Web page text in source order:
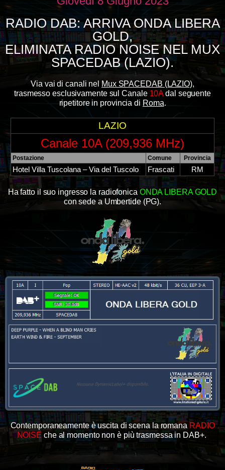
RADIO DAB: ARRIVA ONDA LIBERA
GOLD,
ELIMINATA RADIO NOISE NEL MUX
SPACEDAB (LAZIO).
Via vai di canali nel Mux SPACEDAB (LAZIO),
trasmesso esclusivamente sul Canale 10Adal seguente
ripetitore in provincia di Roma.
LAZIO
Canale 10A (209,936 MHz)
Postazione Comune Provincia
Hotel Villa Tuscolana – Via del Tuscolo Frascati RM
Ha fatto il suo ingresso la radiofonica ONDA LIBERA GOLD
con sede a Umbertide (PG).
Contemporaneamente è uscita di scena la romanaRADIO
NOISE che al momento non è più trasmessa in DAB+.